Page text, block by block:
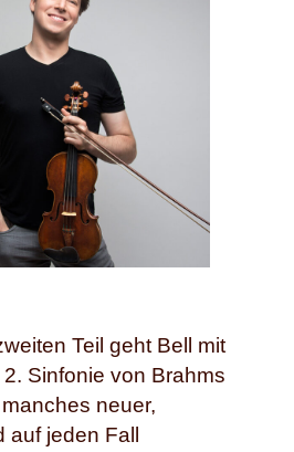
Teil geht Bell mit
Sinfonie von Brahms
neuer,
jeden Fall